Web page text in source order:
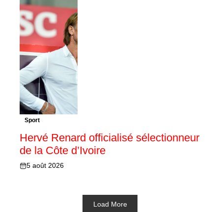
Sport
Hervé Renard officialisé sélectionneur
de la Côte d’Ivoire
5 août 2026
Load More